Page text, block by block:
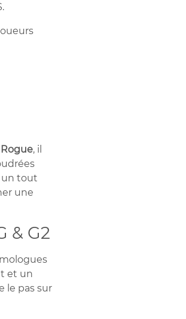
Rogue, il
un tout
une
& G2
et un
le pas sur